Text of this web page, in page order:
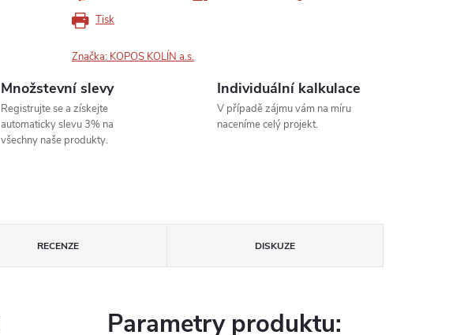
Tisk
Značka: KOPOS KOLÍN a.s.
Množstevní slevy
Registrujte se a získejte
automaticky slevu 3% na
všechny naše produkty.
Individuální kalkulace
V případě zájmu vám na míru
naceníme celý projekt.
RECENZE DISKUZE
Parametry produktu: